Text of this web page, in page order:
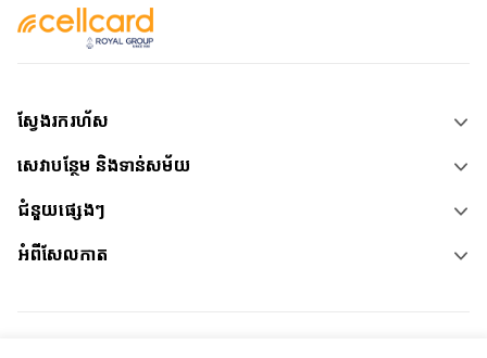
ស្វែងរករហ័ស
សេវាបន្ថែម និងទាន់សម័យ
ជំនួយផ្សេងៗ
អំពីសែលកាត